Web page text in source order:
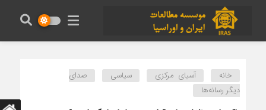
خانه آسیای مرکزی سیاسی
صدای
دیگر رسانه‌ها